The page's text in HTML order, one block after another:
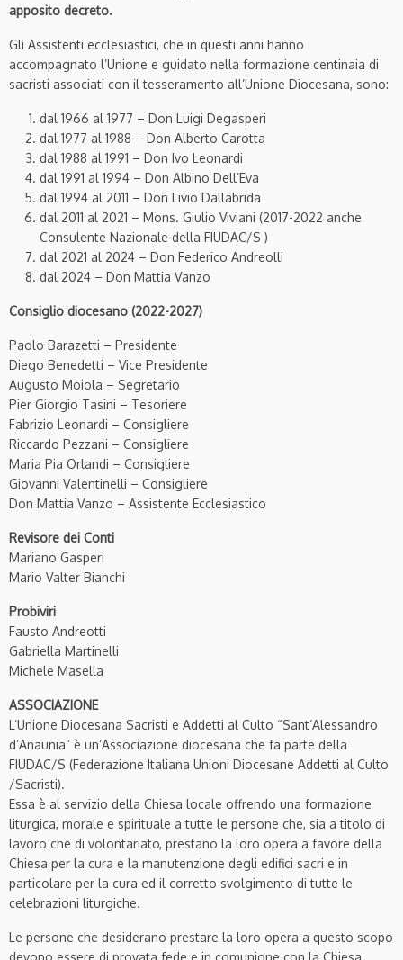
apposito decreto.
Gli Assistenti ecclesiastici, che in questi anni hanno
accompagnato l’Unione e guidato nella formazione centinaia di
sacristi associati con il tesseramento all’Unione Diocesana, sono:
dal 1966 al 1977 – Don Luigi Degasperi
dal 1977 al 1988 – Don Alberto Carotta
dal 1988 al 1991 – Don Ivo Leonardi
dal 1991 al 1994 – Don Albino Dell’Eva
dal 1994 al 2011 – Don Livio Dallabrida
dal 2011 al 2021 – Mons. Giulio Viviani (2017-2022 anche
Consulente Nazionale della FIUDAC/S )
dal 2021 al 2024 – Don Federico Andreolli
dal 2024 – Don Mattia Vanzo
Consiglio diocesano (2022-2027)
Paolo Barazetti – Presidente
Diego Benedetti – Vice Presidente
Augusto Moiola – Segretario
Pier Giorgio Tasini – Tesoriere
Fabrizio Leonardi – Consigliere
Riccardo Pezzani – Consigliere
Maria Pia Orlandi – Consigliere
Giovanni Valentinelli – Consigliere
Don Mattia Vanzo – Assistente Ecclesiastico
Revisore dei Conti
Mariano Gasperi
Mario Valter Bianchi
Probiviri
Fausto Andreotti
Gabriella Martinelli
Michele Masella
ASSOCIAZIONE
L’Unione Diocesana Sacristi e Addetti al Culto “Sant’Alessandro
d’Anaunia” è un’Associazione diocesana che fa parte della
FIUDAC/S (Federazione Italiana Unioni Diocesane Addetti al Culto
/Sacristi).
Essa è al servizio della Chiesa locale offrendo una formazione
liturgica, morale e spirituale a tutte le persone che, sia a titolo di
lavoro che di volontariato, prestano la loro opera a favore della
Chiesa per la cura e la manutenzione degli edifici sacri e in
particolare per la cura ed il corretto svolgimento di tutte le
celebrazioni liturgiche.
Le persone che desiderano prestare la loro opera a questo scopo
devono essere di provata fede e in comunione con la Chiesa